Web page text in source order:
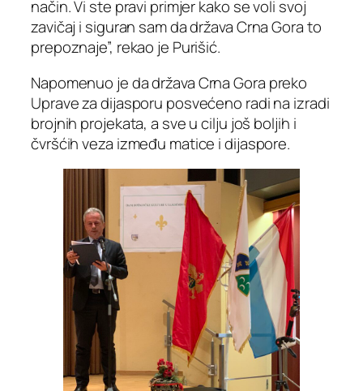
način. Vi ste pravi primjer kako se voli svoj
zavičaj i siguran sam da država Crna Gora to
prepoznaje”, rekao je Purišić.
Napomenuo je da država Crna Gora preko
Uprave za dijasporu posvećeno radi na izradi
brojnih projekata, a sve u cilju još boljih i
čvršćih veza između matice i dijaspore.